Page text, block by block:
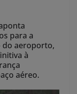
para a
aeroporto,
à
aéreo.